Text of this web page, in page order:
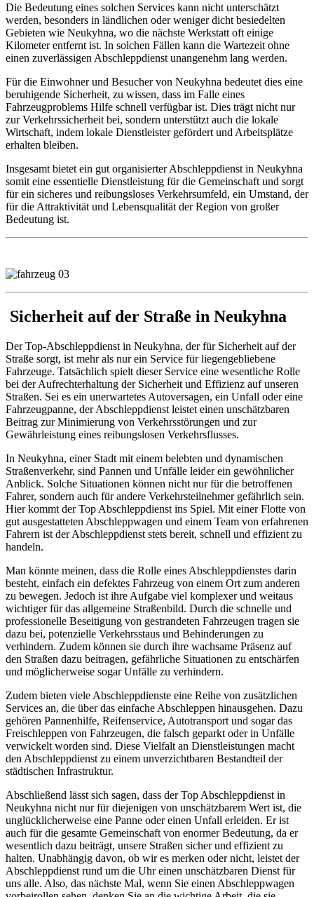
Die Bedeutung eines solchen Services kann nicht unterschätzt
werden, besonders in ländlichen oder weniger dicht besiedelten
Gebieten wie Neukyhna, wo die nächste Werkstatt oft einige
Kilometer entfernt ist. In solchen Fällen kann die Wartezeit ohne
einen zuverlässigen Abschleppdienst unangenehm lang werden.
Für die Einwohner und Besucher von Neukyhna bedeutet dies eine
beruhigende Sicherheit, zu wissen, dass im Falle eines
Fahrzeugproblems Hilfe schnell verfügbar ist. Dies trägt nicht nur
zur Verkehrssicherheit bei, sondern unterstützt auch die lokale
Wirtschaft, indem lokale Dienstleister gefördert und Arbeitsplätze
erhalten bleiben.
Insgesamt bietet ein gut organisierter Abschleppdienst in Neukyhna
somit eine essentielle Dienstleistung für die Gemeinschaft und sorgt
für ein sicheres und reibungsloses Verkehrsumfeld, ein Umstand, der
für die Attraktivität und Lebensqualität der Region von großer
Bedeutung ist.
Sicherheit auf der Straße in Neukyhna
Der Top-Abschleppdienst in Neukyhna, der für Sicherheit auf der
Straße sorgt, ist mehr als nur ein Service für liegengebliebene
Fahrzeuge. Tatsächlich spielt dieser Service eine wesentliche Rolle
bei der Aufrechterhaltung der Sicherheit und Effizienz auf unseren
Straßen. Sei es ein unerwartetes Autoversagen, ein Unfall oder eine
Fahrzeugpanne, der Abschleppdienst leistet einen unschätzbaren
Beitrag zur Minimierung von Verkehrsstörungen und zur
Gewährleistung eines reibungslosen Verkehrsflusses.
In Neukyhna, einer Stadt mit einem belebten und dynamischen
Straßenverkehr, sind Pannen und Unfälle leider ein gewöhnlicher
Anblick. Solche Situationen können nicht nur für die betroffenen
Fahrer, sondern auch für andere Verkehrsteilnehmer gefährlich sein.
Hier kommt der Top Abschleppdienst ins Spiel. Mit einer Flotte von
gut ausgestatteten Abschleppwagen und einem Team von erfahrenen
Fahrern ist der Abschleppdienst stets bereit, schnell und effizient zu
handeln.
Man könnte meinen, dass die Rolle eines Abschleppdienstes darin
besteht, einfach ein defektes Fahrzeug von einem Ort zum anderen
zu bewegen. Jedoch ist ihre Aufgabe viel komplexer und weitaus
wichtiger für das allgemeine Straßenbild. Durch die schnelle und
professionelle Beseitigung von gestrandeten Fahrzeugen tragen sie
dazu bei, potenzielle Verkehrsstaus und Behinderungen zu
verhindern. Zudem können sie durch ihre wachsame Präsenz auf
den Straßen dazu beitragen, gefährliche Situationen zu entschärfen
und möglicherweise sogar Unfälle zu verhindern.
Zudem bieten viele Abschleppdienste eine Reihe von zusätzlichen
Services an, die über das einfache Abschleppen hinausgehen. Dazu
gehören Pannenhilfe, Reifenservice, Autotransport und sogar das
Freischleppen von Fahrzeugen, die falsch geparkt oder in Unfälle
verwickelt worden sind. Diese Vielfalt an Dienstleistungen macht
den Abschleppdienst zu einem unverzichtbaren Bestandteil der
städtischen Infrastruktur.
Abschließend lässt sich sagen, dass der Top Abschleppdienst in
Neukyhna nicht nur für diejenigen von unschätzbarem Wert ist, die
unglücklicherweise eine Panne oder einen Unfall erleiden. Er ist
auch für die gesamte Gemeinschaft von enormer Bedeutung, da er
wesentlich dazu beiträgt, unsere Straßen sicher und effizient zu
halten. Unabhängig davon, ob wir es merken oder nicht, leistet der
Abschleppdienst rund um die Uhr einen unschätzbaren Dienst für
uns alle. Also, das nächste Mal, wenn Sie einen Abschleppwagen